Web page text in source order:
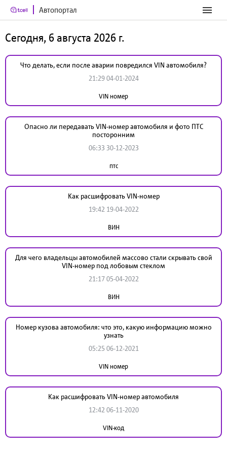
Автопортал
Сегодня, 6 августа 2026 г.
Что делать, если после аварии повредился VIN автомобиля?
21:29 04-01-2024
VIN номер
Опасно ли передавать VIN-номер автомобиля и фото ПТС
посторонним
06:33 30-12-2023
птс
Как расшифровать VIN-номер
19:42 19-04-2022
ВИН
Для чего владельцы автомобилей массово стали скрывать свой
VIN-номер под лобовым стеклом
21:17 05-04-2022
ВИН
Номер кузова автомобиля: что это, какую информацию можно
узнать
05:25 06-12-2021
VIN номер
Как расшифровать VIN-номер автомобиля
12:42 06-11-2020
VIN-код